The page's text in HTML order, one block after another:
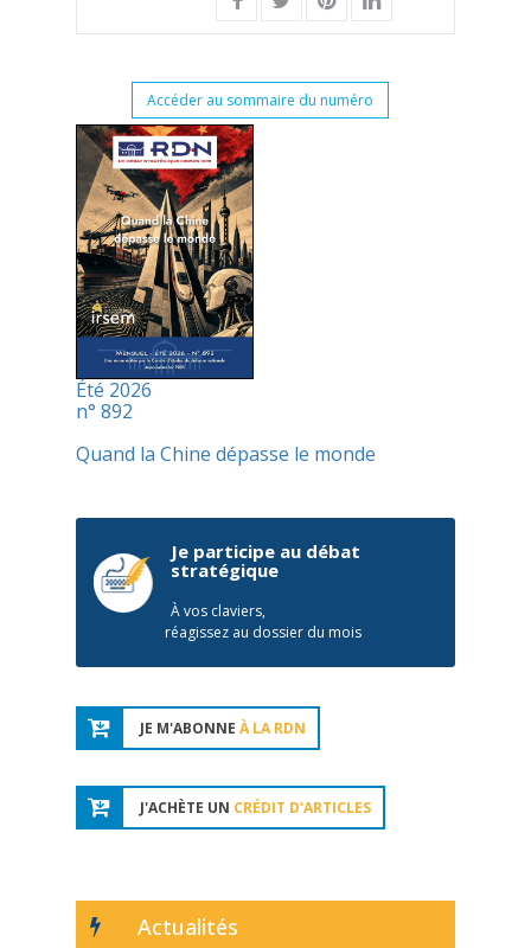
Accéder au sommaire du numéro
Été 2026
n° 892
Quand la Chine dépasse le monde
Je participe au débat
stratégique
À vos claviers,
réagissez au dossier du mois
JE M'ABONNE À LA RDN
J'ACHÈTE UN CRÉDIT D'ARTICLES
Actualités